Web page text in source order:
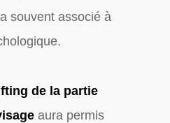
souvent associé à
de la partie
aura permis